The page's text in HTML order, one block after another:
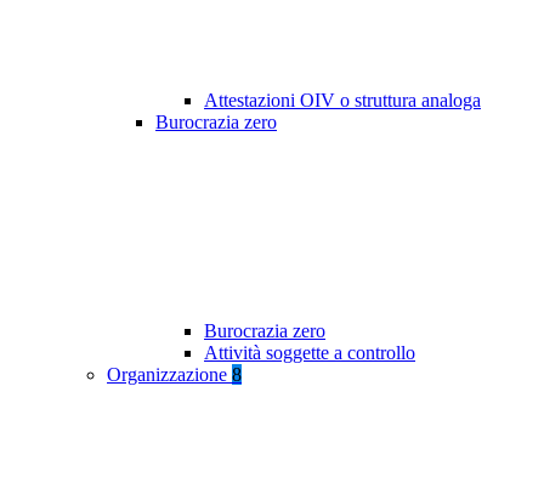
Attestazioni OIV o struttura analoga
Burocrazia zero
Burocrazia zero
Attività soggette a controllo
Organizzazione 8